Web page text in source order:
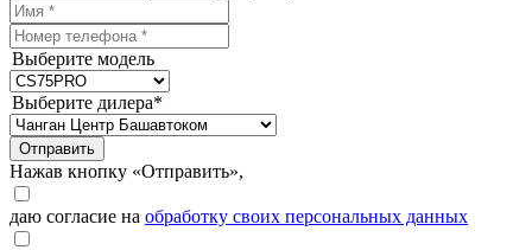
Выберите модель
Выберите дилера*
Отправить
Нажав кнопку «Отправить»,
даю согласие на обработку своих персональных данных